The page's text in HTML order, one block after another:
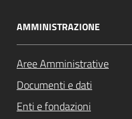
AMMINISTRAZIONE
Aree Amministrative
Documenti e dati
Enti e fondazioni